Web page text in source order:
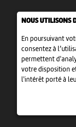
NOUS UTILISONS
En poursuivant
consentez à
permettent
votre disposition
l'intérêt porté à